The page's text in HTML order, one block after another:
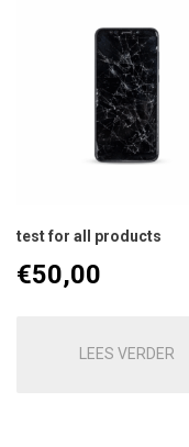
test for all products
€50,00
LEES VERDER